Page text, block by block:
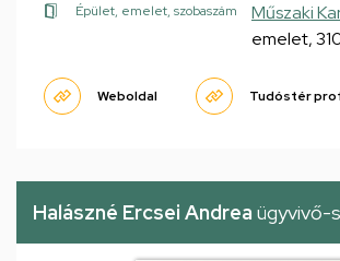
Épület, emelet, szobaszám Műszaki
emelet,
Weboldal Tudóstér
Halászné Ercsei Andrea ügyvivő-